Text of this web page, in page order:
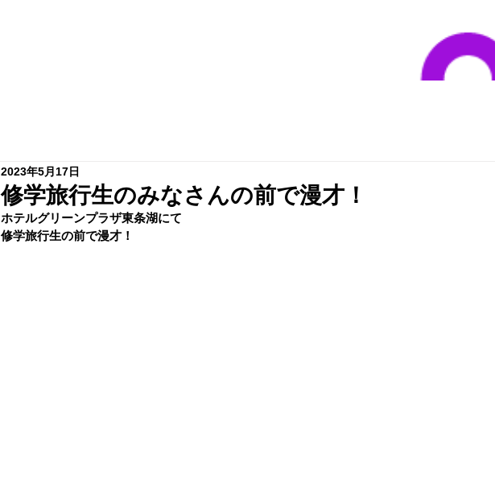
修学旅行生のみなさんの前で漫才！
2023年5月17日
ホテルグリーンプラザ東条湖﻿にて
修学旅行生の前で漫才！